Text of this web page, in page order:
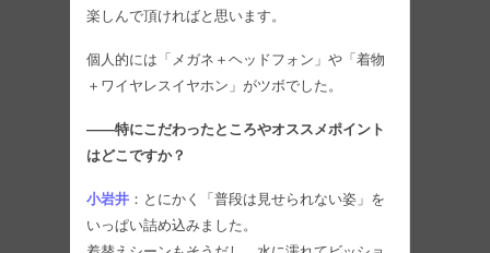
楽しんで頂ければと思います。
個人的には「メガネ＋ヘッドフォン」や「着物
＋ワイヤレスイヤホン」がツボでした。
――特にこだわったところやオススメポイント
はどこですか？
小岩井 ：とにかく「普段は見せられない姿」を
いっぱい詰め込みました。